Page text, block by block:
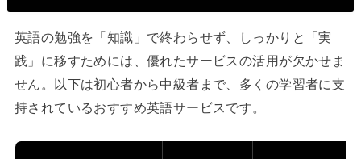
英語の勉強を「知識」で終わらせず、しっかりと「実
践」に移すためには、優れたサービスの活用が欠かせま
せん。以下は初心者から中級者まで、多くの学習者に支
持されているおすすめ英語サービスです。